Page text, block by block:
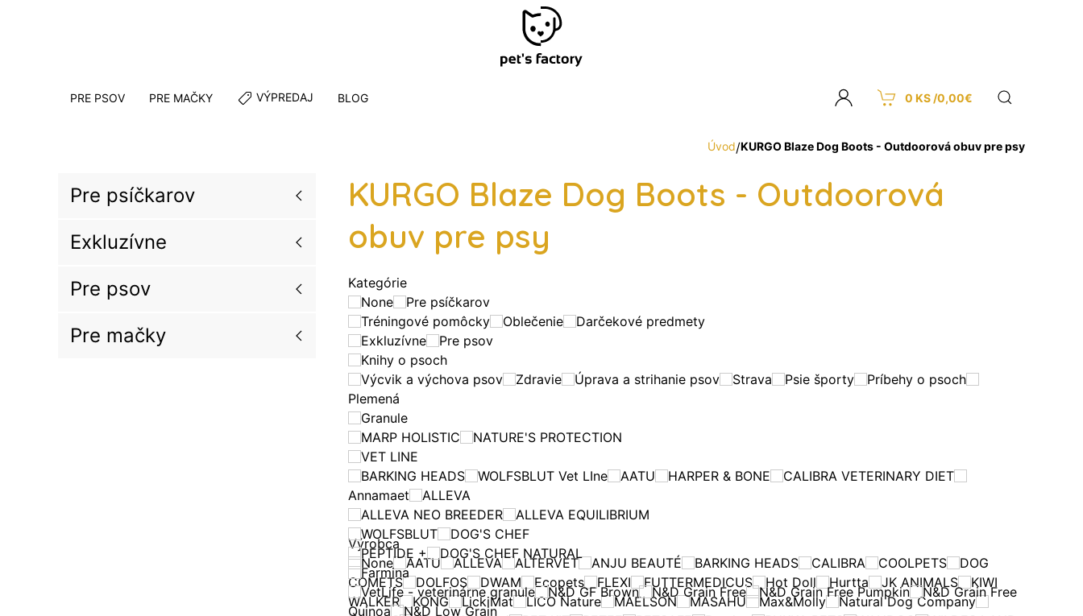
PRE PSOV PRE MAČKY VÝPREDAJ BLOG 0 KS /0,00€
Úvod/KURGO Blaze Dog Boots - Outdoorová obuv pre psy
KURGO Blaze Dog Boots - Outdoorová
obuv pre psy
Kategórie
None
Pre psíčkarov
Tréningové pomôcky
Oblečenie
Darčekové predmety
Exkluzívne
Pre psov
Knihy o psoch
Výcvik a výchova psov
Zdravie Úprava a strihanie psov Strava Psie športy
Príbehy o psoch
Plemená
Granule
MARP HOLISTIC
NATURE'S PROTECTION
VET LINE
BARKING HEADS
WOLFSBLUT Vet LIne AATU HARPER & BONE
CALIBRA VETERINARY DIET
Annamaet
ALLEVA
ALLEVA NEO BREEDER
ALLEVA EQUILIBRIUM
WOLFSBLUT
DOG'S CHEF
PEPTIDE +
DOG'S CHEF NATURAL
Farmina
VetLife - veterinárne granule
N&D GF Brown N&D Grain Free N&D Grain Free Pumpkin
N&D Grain Free
Quinoa
N&D Low Grain
Výrobca
None
AATU ALLEVA ALTERVET ANJU BEAUTÉ BARKING HEADS CALIBRA COOLPETS
DOG
COMETS
DOLFOS DWAM Ecopets FLEXI FUTTERMEDICUS Hot Doll Hurtta JK ANIMALS
KIWI
WALKER
KONG LickiMat LICO Nature MAELSON MASAHU Max&Molly
Natural Dog Company
Pre psíčkarov
Exkluzívne
Pre psov
Pre mačky